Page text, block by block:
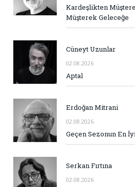
Kardeşlikten
Müşterek Geleceğe
Cüneyt Uzunlar
02.08.2026
Aptal
Erdoğan Mitrani
02.08.2026
Geçen Sezonun En
Serkan Fırtına
02.08.2026